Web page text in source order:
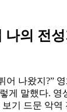
나의 전
어 나왔지?”
게 말했다. 영
기 드문 악역